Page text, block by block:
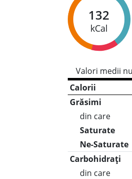
132
kCal
Valori medii
Calorii
Grăsimi
din care
Saturate
Ne-Saturate
Carbohidrați
din care